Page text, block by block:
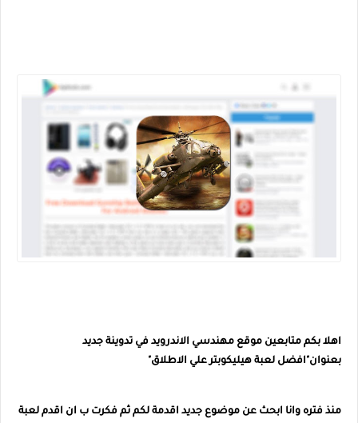
اهلا بكم متابعين موقع مهندسي الاندرويد في تدوينة جديد
بعنوان"افضل لعبة هيليكوبتر علي الاطلاق"
منذ فتره وانا ابحث عن موضوع جديد اقدمة لكم ثم فكرت ب ان اقدم لعبة